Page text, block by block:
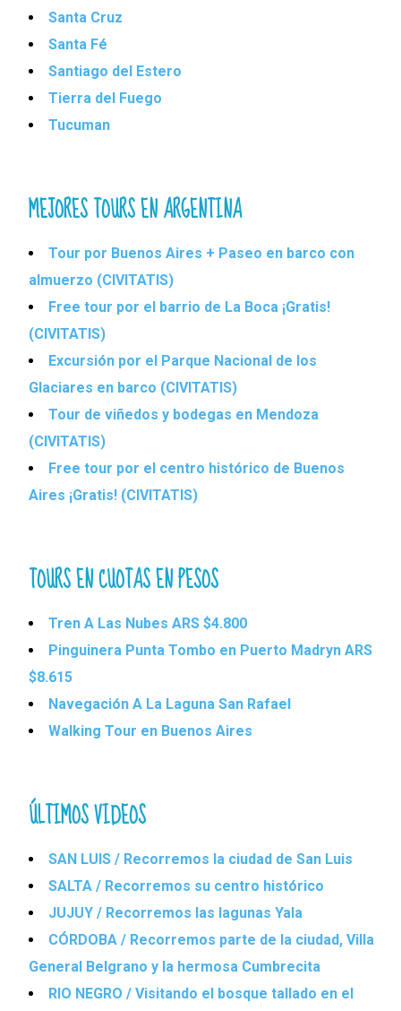
Santa Cruz
Santa Fé
Santiago del Estero
Tierra del Fuego
Tucuman
MEJORES TOURS EN ARGENTINA
Tour por Buenos Aires + Paseo en barco con
almuerzo (CIVITATIS)
Free tour por el barrio de La Boca ¡Gratis!
(CIVITATIS)
Excursión por el Parque Nacional de los
Glaciares en barco (CIVITATIS)
Tour de viñedos y bodegas en Mendoza
(CIVITATIS)
Free tour por el centro histórico de Buenos
Aires ¡Gratis! (CIVITATIS)
TOURS EN CUOTAS EN PESOS
Tren A Las Nubes ARS $4.800
Pinguinera Punta Tombo en Puerto Madryn ARS
$8.615
Navegación A La Laguna San Rafael
Walking Tour en Buenos Aires
ÚLTIMOS VIDEOS
SAN LUIS / Recorremos la ciudad de San Luis
SALTA / Recorremos su centro histórico
JUJUY / Recorremos las lagunas Yala
CÓRDOBA / Recorremos parte de la ciudad, Villa
General Belgrano y la hermosa Cumbrecita
RIO NEGRO / Visitando el bosque tallado en el